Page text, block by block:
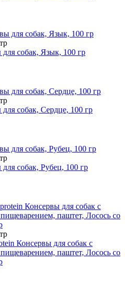
собак, Язык, 100 гр
собак, Сердце, 100 гр
собак, Рубец, 100 гр
Консервы для собак с
паштет, Лосось со